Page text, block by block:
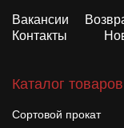
Вакансии
Контакты
Каталог товаров
Сортовой прокат